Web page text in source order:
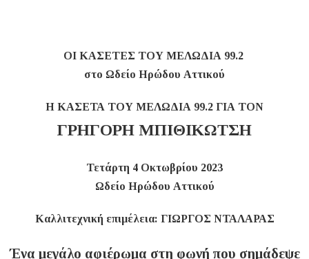
ΟΙ ΚΑΣΕΤΕΣ ΤΟΥ ΜΕΛΩΔΙΑ 99.2
στο Ωδείο Ηρώδου Αττικού
Η ΚΑΣΕΤΑ ΤΟΥ ΜΕΛΩΔΙΑ 99.2 ΓΙΑ ΤΟΝ
ΓΡΗΓΟΡΗ ΜΠΙΘΙΚΩΤΣΗ
Τετάρτη 4 Οκτωβρίου 2023
Ωδείο Ηρώδου Αττικού
Καλλιτεχνική επιμέλεια: ΓΙΩΡΓΟΣ ΝΤΑΛΑΡΑΣ
Ένα μεγάλο αφιέρωμα στη φωνή που σημάδεψε